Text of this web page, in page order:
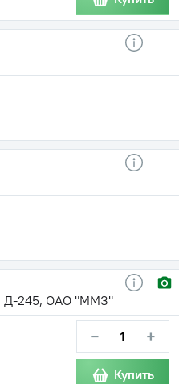
Д-245, ОАО "ММЗ"
− +
Купить